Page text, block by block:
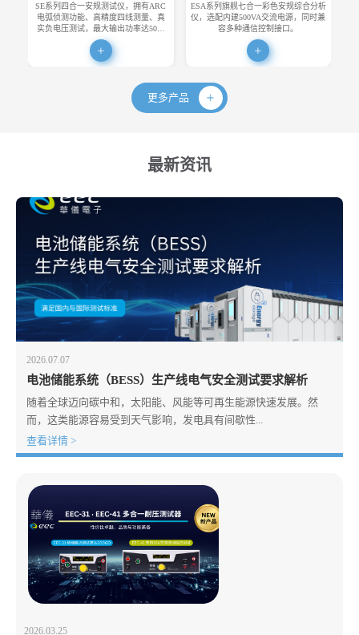
SE系列四合一安规测试仪，拥有ARC
电弧侦测功能、高精度四线测量、真
实负电压测试，最大输出功率达50…
ESA系列旗舰七合一彩色安规综合分析
仪，选配内建500VA交流电源，同时兼
容多种通信控制接口。
更多产品
最新资讯
2026.07.07
电池储能系统（BESS）生产线电气安全测试要求解析
随着全球迈向碳中和，太阳能、风能等可再生能源快速发展。然
而，这类能源容易受到天气影响，发电具有间歇性...
查看详情 >
2026.03.25